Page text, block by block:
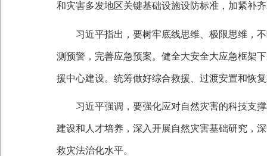
和灾害多发地区关键基础设施设防标准，加紧补
习近平指出，要树牢底线思维、极限思维，不
测预警，完善应急预案。健全大安全大应急框架
援中心建设。统筹做好综合救援、过渡安置和恢
习近平强调，要强化应对自然灾害的科技支撑
建设和人才培养，深入开展自然灾害基础研究，
救灾法治化水平。